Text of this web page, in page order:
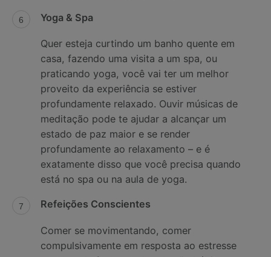
Yoga & Spa
Quer esteja curtindo um banho quente em
casa, fazendo uma visita a um spa, ou
praticando yoga, você vai ter um melhor
proveito da experiência se estiver
profundamente relaxado. Ouvir músicas de
meditação pode te ajudar a alcançar um
estado de paz maior e se render
profundamente ao relaxamento – e é
exatamente disso que você precisa quando
está no spa ou na aula de yoga.
Refeições Conscientes
Comer se movimentando, comer
compulsivamente em resposta ao estresse